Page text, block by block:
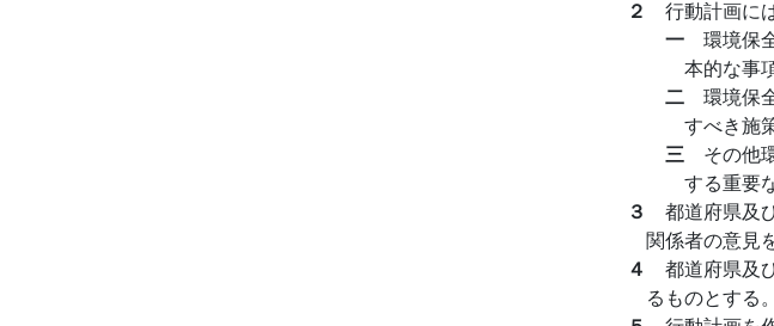
２ 行動計画に
一 環境保
本的な事
二 環境保
すべき施
三 その他
する重要
３ 都道府県及
関係者の意見
４ 都道府県及
るものとする。